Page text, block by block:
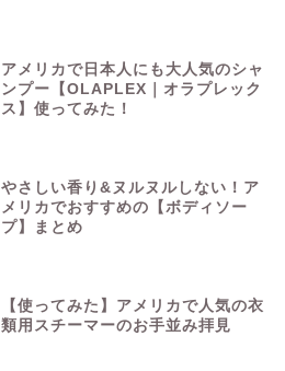
アメリカで日本人にも大人気のシャ
ンプー【OLAPLEX｜オラプレック
ス】使ってみた！
やさしい香り&ヌルヌルしない！ア
メリカでおすすめの【ボディソー
プ】まとめ
【使ってみた】アメリカで人気の衣
類用スチーマーのお手並み拝見